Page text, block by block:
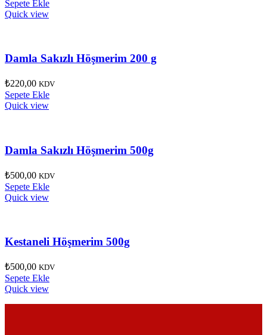
Sepete Ekle
Quick view
Damla Sakızlı Höşmerim 200 g
₺220,00 KDV
Sepete Ekle
Quick view
Damla Sakızlı Höşmerim 500g
₺500,00 KDV
Sepete Ekle
Quick view
Kestaneli Höşmerim 500g
₺500,00 KDV
Sepete Ekle
Quick view